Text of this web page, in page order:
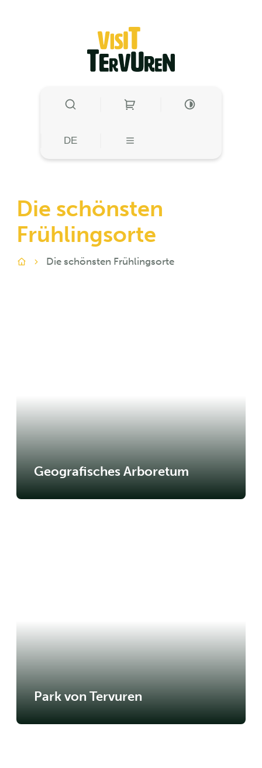
Visit Tervuren
SUCHE EIN-/AUSBLENDEN
HOHE KONTRAST
HOHE
DE MENÜ
Die schönsten
Frühlingsorte
Zuhause
Die schönsten Frühlingsorte
Geografisches Arboretum
Park von Tervuren